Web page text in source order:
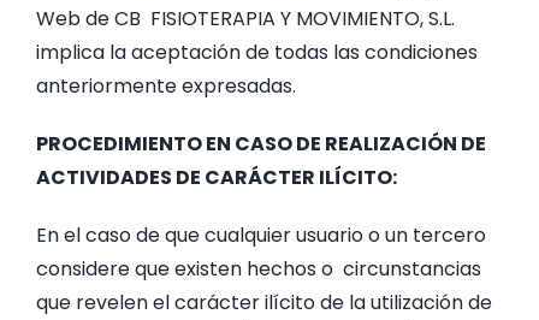
Web de CB FISIOTERAPIA Y MOVIMIENTO, S.L.
implica la aceptación de todas las condiciones
anteriormente expresadas.
PROCEDIMIENTO EN CASO DE REALIZACIÓN DE
ACTIVIDADES DE CARÁCTER ILÍCITO:
En el caso de que cualquier usuario o un tercero
considere que existen hechos o circunstancias
que revelen el carácter ilícito de la utilización de